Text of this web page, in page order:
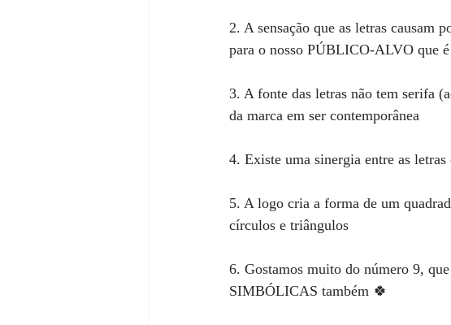
2. A sensação que as letras
para o nosso PÚBLICO-ALVO que
3. A fonte das letras não tem serifa
da marca em ser contemporânea
4. Existe uma sinergia entre as
5. A logo cria a forma de um
círculos e triângulos
6. Gostamos muito do número 9,
SIMBÓLICAS também 🍀